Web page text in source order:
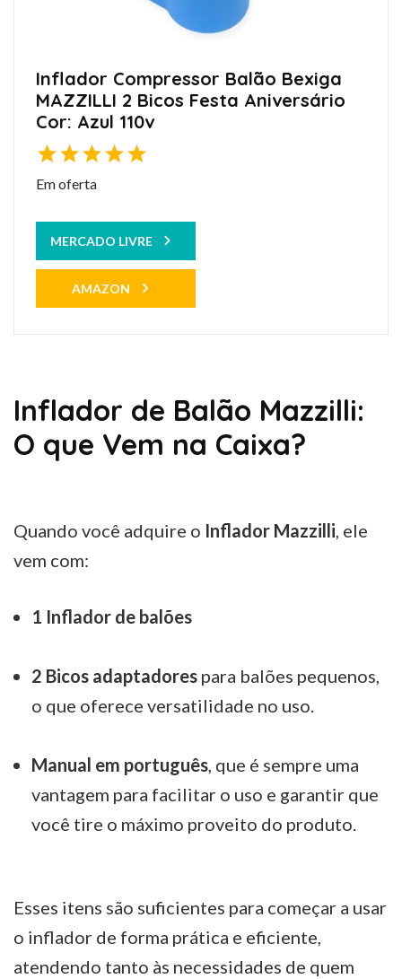
Inflador Compressor Balão Bexiga
MAZZILLI 2 Bicos Festa Aniversário
Cor: Azul 110v
Em oferta
MERCADO LIVRE
AMAZON
Inflador de Balão Mazzilli:
O que Vem na Caixa?
Quando você adquire o Inflador Mazzilli, ele
vem com:
1 Inflador de balões
2 Bicos adaptadores para balões pequenos,
o que oferece versatilidade no uso.
Manual em português, que é sempre uma
vantagem para facilitar o uso e garantir que
você tire o máximo proveito do produto.
Esses itens são suficientes para começar a usar
o inflador de forma prática e eficiente,
atendendo tanto às necessidades de quem